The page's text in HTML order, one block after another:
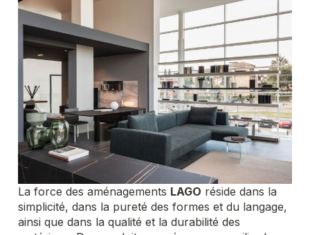
La force des aménagements LAGO réside dans la
simplicité, dans la pureté des formes et du langage,
ainsi que dans la qualité et la durabilité des